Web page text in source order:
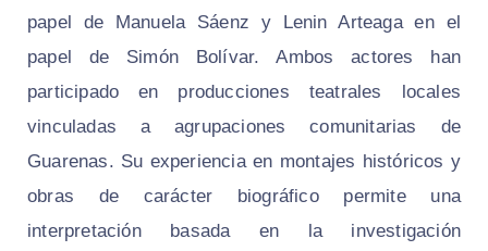
papel de Manuela Sáenz y Lenin Arteaga en el
papel de Simón Bolívar. Ambos actores han
participado en producciones teatrales locales
vinculadas a agrupaciones comunitarias de
Guarenas. Su experiencia en montajes históricos y
obras de carácter biográfico permite una
interpretación basada en la investigación